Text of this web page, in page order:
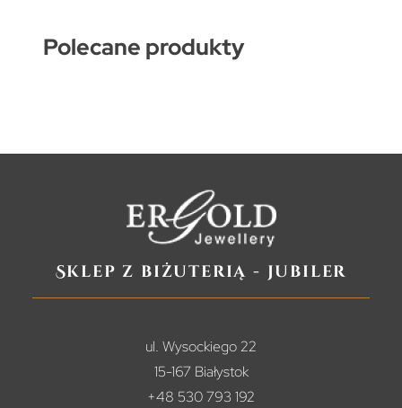
Polecane produkty
Sklep z biżuterią - jubiler
ul. Wysockiego 22
15-167 Białystok
+48 530 793 192